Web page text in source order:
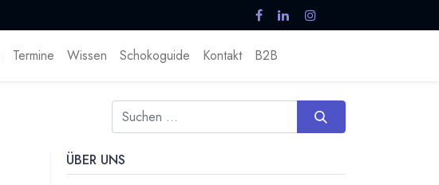
Termine Wissen Schokoguide Kontakt B2B
ÜBER UNS